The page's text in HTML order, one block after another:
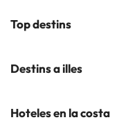
¿Qui som?
Opinions
Top destins
Hotels a Salou
Hotels a Andorra la Vella
Destins a illes
Hotels a les Illes Balears
Hoteles en la costa